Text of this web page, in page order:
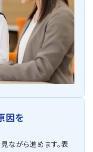
因を
ながら進めます。表